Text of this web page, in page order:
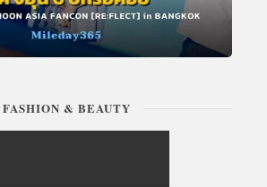
FASHION & BEAUTY